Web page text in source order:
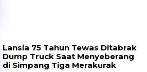
Lansia 75 Tahun Tewas Ditabrak
Dump Truck Saat Menyeberang
di Simpang Tiga Merakurak